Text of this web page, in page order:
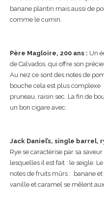
banane plantin mais aussi de
comme le cumin.
Père Magloire, 200 ans : Un
de Calvados, qui offre son
Au nez ce sont des notes de
bouche cela est plus complexe
pruneau, raisin sec. La fin de
un bon cigare avec.
Jack Daniel’s, single barrel,
Rye se caractérise par sa
lesquelles il est fait : le seigle.
notes de fruits mûrs : banane
vanille et caramel se mêlent